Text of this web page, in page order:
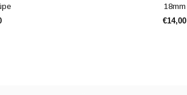
18mm
€14,00